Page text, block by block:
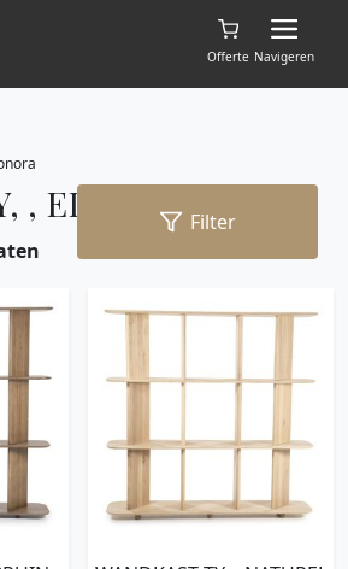
Offerte Navigeren
, ELEONORAFilter